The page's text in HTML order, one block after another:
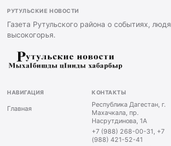
РУТУЛЬСКИЕ НОВОСТИ
Газета Рутульского района о событиях,
высокогорья.
НАВИГАЦИЯ
Главная
КОНТАКТЫ
Республика Дагестан, г.
Махачкала, пр.
Насрутдинова, 1А
+7 (988) 268-00-31, +7
(988) 421-52-41